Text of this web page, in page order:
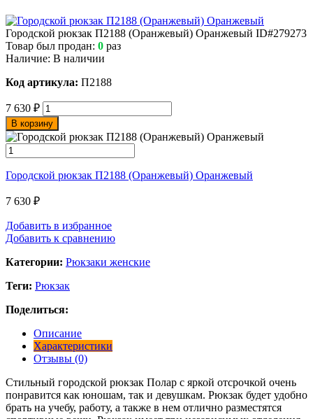
Городской рюкзак П2188 (Оранжевый) Оранжевый ID#279273
Товар был продан: 0 раз
Наличие: В наличии
Код артикула: П2188
7 630 ₽
В корзину
Городской рюкзак П2188 (Оранжевый) Оранжевый
7 630 ₽
Добавить в избранное
Добавить к сравнению
Категории: Рюкзаки женские
Теги: Рюкзак
Поделиться:
Описание
Характеристики
Отзывы (0)
Стильный городской рюкзак Полар с яркой отсрочкой очень
понравится как юношам, так и девушкам. Рюкзак будет удобно
брать на учебу, работу, а также в нем отлично разместятся